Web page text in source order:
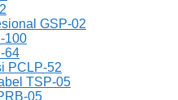
GSP-02
100
64
PCLP-52
TSP-05
05